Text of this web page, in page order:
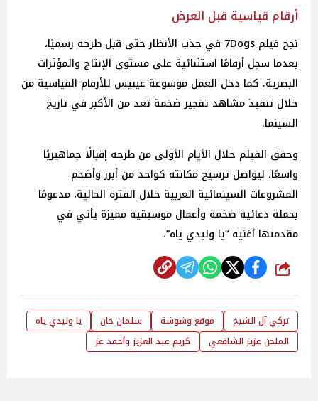
أرقام قياسية قبل العرض
نجح فيلم 7Dogs في جذب الأنظار حتى قبل طرحه رسميًا،
بعدما سجل أرقامًا استثنائية على مستوى الإنتاج والمؤثرات
البصرية. كما دخل العمل موسوعة غينيس للأرقام القياسية من
خلال تنفيذ مشاهد تفجير ضخمة تعد من الأكبر في تاريخ
السينما.
وحقق الفيلم خلال الأيام الأولى من طرحه إقبالًا جماهيريًا
واسعًا، ليواصل ترسيخ مكانته كواحد من أبرز وأضخم
المشروعات السينمائية العربية خلال الفترة الحالية، مدعومًا
بحملة دعائية ضخمة وأعمال موسيقية مميزة يأتي في
مقدمتها أغنية “يا وليدي ياه”.
شارك
تركي آل الشيخ موقع وشوشة سلمان خان
يا وليدي ياه
الملحن عزيز الشافعي
كريم عبد العزيز وأحمد عز